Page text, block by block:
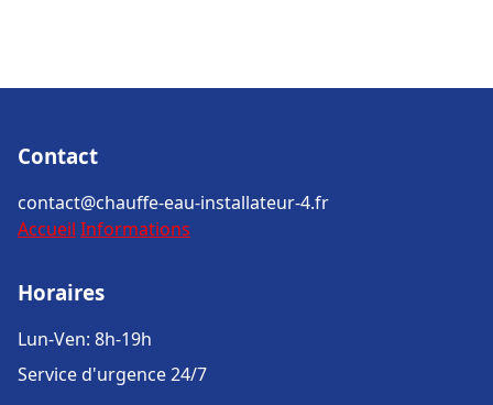
Contact
contact@chauffe-eau-installateur-4.fr
Accueil Informations
Horaires
Lun-Ven: 8h-19h
Service d'urgence 24/7